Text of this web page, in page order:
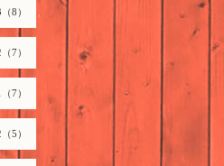
8）
7）
7）
5）